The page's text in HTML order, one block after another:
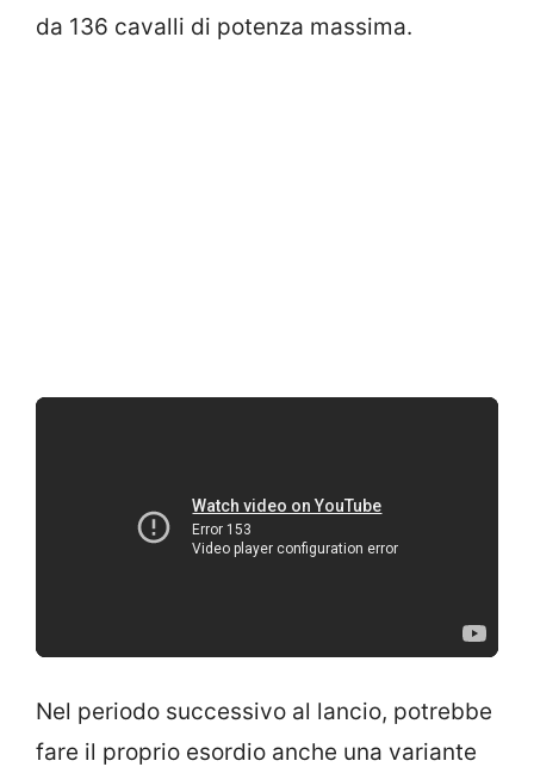
da 136 cavalli di potenza massima.
Nel periodo successivo al lancio, potrebbe
fare il proprio esordio anche una variante